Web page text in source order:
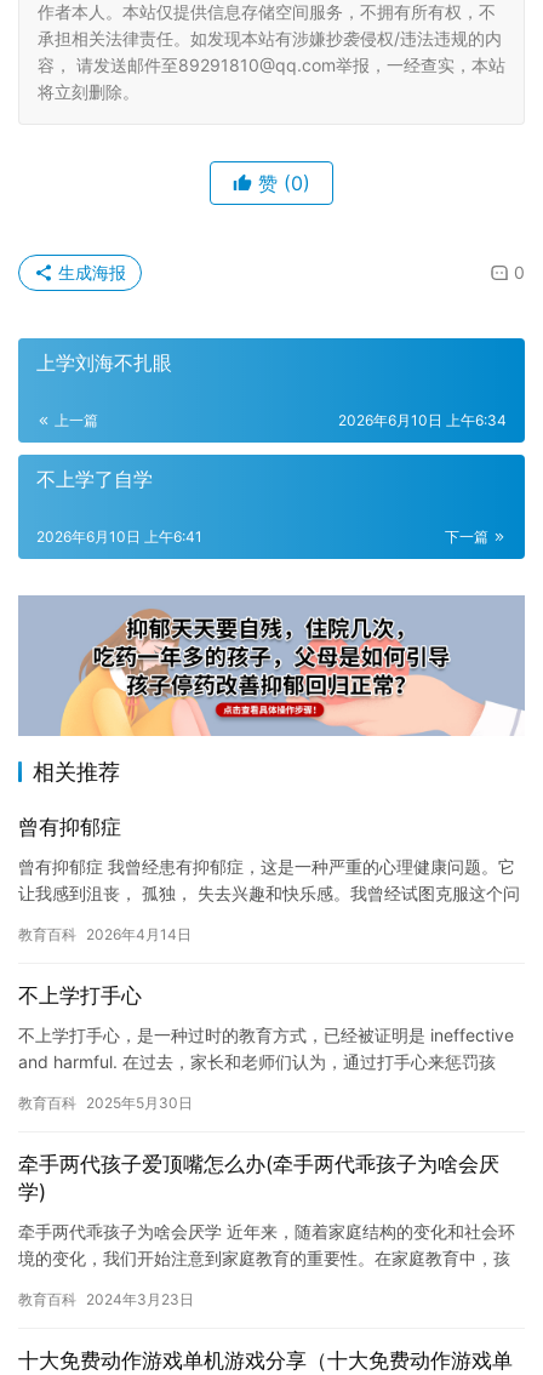
作者本人。本站仅提供信息存储空间服务，不拥有所有权，不
承担相关法律责任。如发现本站有涉嫌抄袭侵权/违法违规的内
容， 请发送邮件至89291810@qq.com举报，一经查实，本站
将立刻删除。
赞 (0)
0
生成海报
上学刘海不扎眼
上一篇 2026年6月10日 上午6:34
不上学了自学
下一篇
2026年6月10日 上午6:41
相关推荐
曾有抑郁症
曾有抑郁症 我曾经患有抑郁症，这是一种严重的心理健康问题。它
让我感到沮丧， 孤独， 失去兴趣和快乐感。我曾经试图克服这个问
教育百科 2026年4月14日
不上学打手心
不上学打手心，是一种过时的教育方式，已经被证明是 ineffective
and harmful. 在过去，家长和老师们认为，通过打手心来惩罚孩
教育百科 2025年5月30日
牵手两代孩子爱顶嘴怎么办(牵手两代乖孩子为啥会厌
学)
牵手两代乖孩子为啥会厌学 近年来，随着家庭结构的变化和社会环
境的变化，我们开始注意到家庭教育的重要性。在家庭教育中，孩
重要…
教育百科 2024年3月23日
十大免费动作游戏单机游戏分享（十大免费动作游戏单